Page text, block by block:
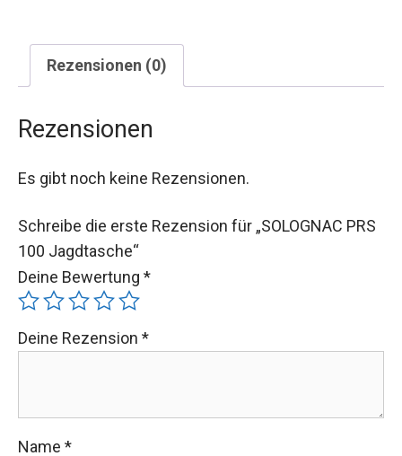
Rezensionen (0)
Rezensionen
Es gibt noch keine Rezensionen.
Schreibe die erste Rezension für „SOLOGNAC PRS
100 Jagdtasche“
Deine Bewertung *
Deine Rezension *
Name *